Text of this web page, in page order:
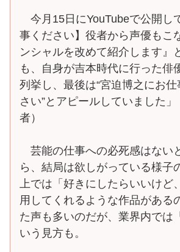
今月15日にYouTubeで公開し
事ください】役者から声優もこ
ンシャルを改めて紹介します』
も、自身が吉本時代に行った俳
列挙し、最後は“宮迫博之にお
さい”とアピールしていました
者）
芸能の仕事への必死感はない
ら、結局は欲しがっている様子
上では「好きにしたらいいけど
用してくれるような作品がある
た声も多いのだが、業界内では
いう見方も。